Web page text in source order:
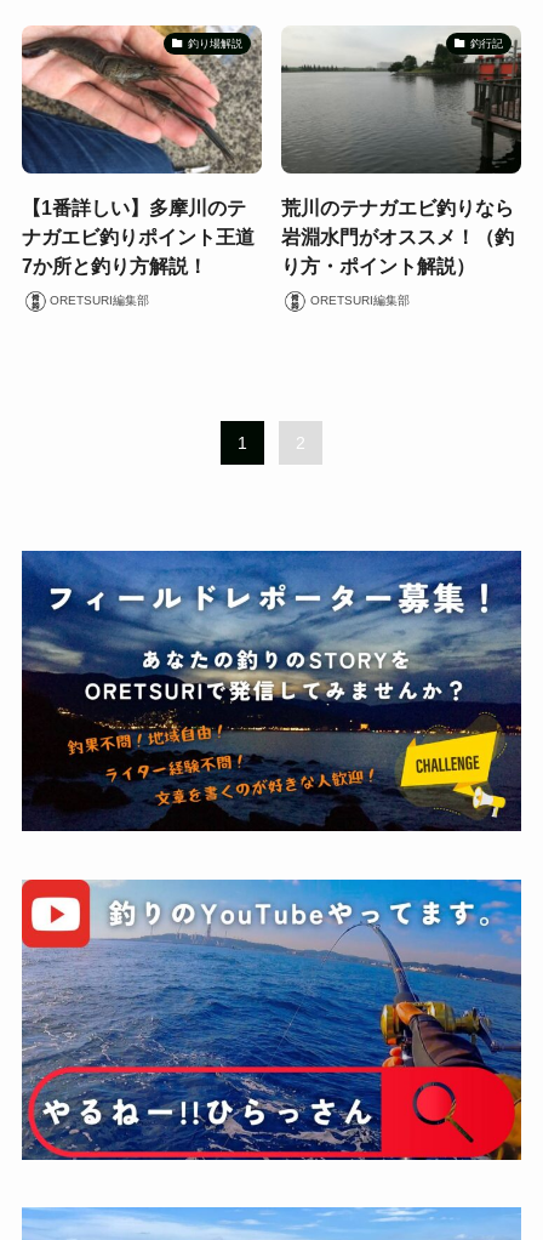
釣り場解説
【1番詳しい】多摩川のテ
ナガエビ釣りポイント王道
7か所と釣り方解説！
ORETSURI編集部
釣行記
荒川のテナガエビ釣りなら
岩淵水門がオススメ！（釣
り方・ポイント解説）
ORETSURI編集部
1 2